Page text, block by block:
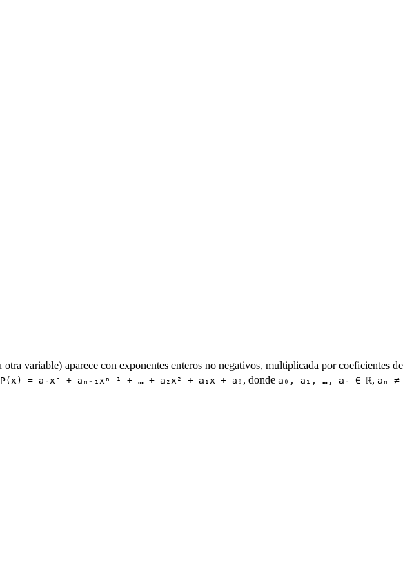
otra variable) aparece con exponentes enteros no negativos, multiplicada por coeficientes de
P(x) = aₙxⁿ + aₙ₋₁xⁿ⁻¹ + … + a₂x² + a₁x + a₀ , donde a₀, a₁, …, aₙ ∈ ℝ, aₙ ≠